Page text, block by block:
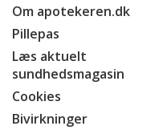
Om apotekeren.dk
Pillepas
Læs aktuelt
sundhedsmagasin
Cookies
Bivirkninger